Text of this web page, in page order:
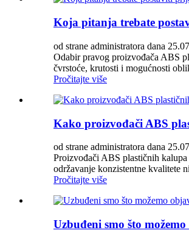
Koja pitanja trebate
od strane administratora dana
Odabir pravog proizvođača ABS
čvrstoće, krutosti i mogućnosti
Pročitajte više
Kako proizvođači ABS
od strane administratora dana
Proizvođači ABS plastičnih
održavanje konzistentne kvalitete
Pročitajte više
Uzbuđeni smo što